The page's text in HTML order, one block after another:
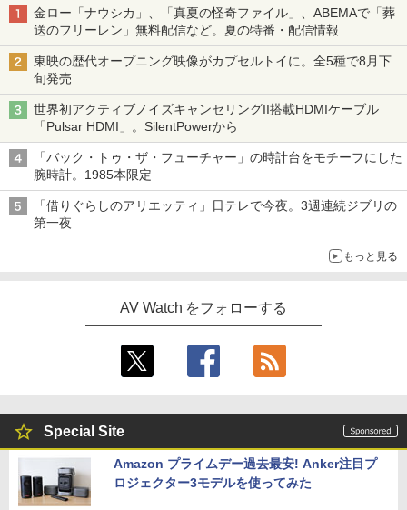
金ロー「ナウシカ」、「真夏の怪奇ファイル」、ABEMAで「葬
送のフリーレン」無料配信など。夏の特番・配信情報
東映の歴代オープニング映像がカプセルトイに。全5種で8月下
旬発売
世界初アクティブノイズキャンセリングII搭載HDMIケーブル
「Pulsar HDMI」。SilentPowerから
「バック・トゥ・ザ・フューチャー」の時計台をモチーフにした
腕時計。1985本限定
「借りぐらしのアリエッティ」日テレで今夜。3週連続ジブリの
第一夜
もっと見る
AV Watch をフォローする
Special Site
Amazon プライムデー過去最安! Anker注目プ
ロジェクター3モデルを使ってみた